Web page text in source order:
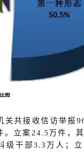
关共接收信访举报
立案24.5万件，
级干部3.3万人；